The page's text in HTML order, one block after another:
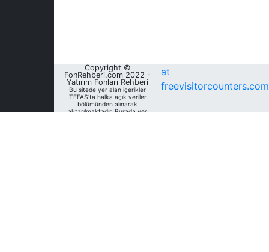
Copyright ©
FonRehberi.com 2022 -
Yatırım Fonları Rehberi
Bu sitede yer alan içerikler
TEFAS'ta halka açık veriler
bölümünden alınarak
aktarılmaktadır. Burada yer
at
freevisitorcounters.com